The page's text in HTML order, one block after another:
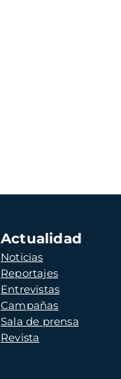
Actualidad
Noticias
Reportajes
Entrevistas
Campañas
Sala de prensa
Revista